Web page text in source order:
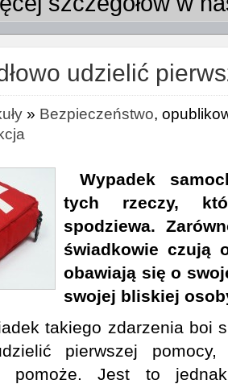
udzielić
» Bezpieczeństwo,
Wypadek
tych rzeczy,
spodziewa.
świadkowie czują
obawiają się o
swojej bliskiej
takiego zdarzenia boi
pierwszej
pomoże. Jest to